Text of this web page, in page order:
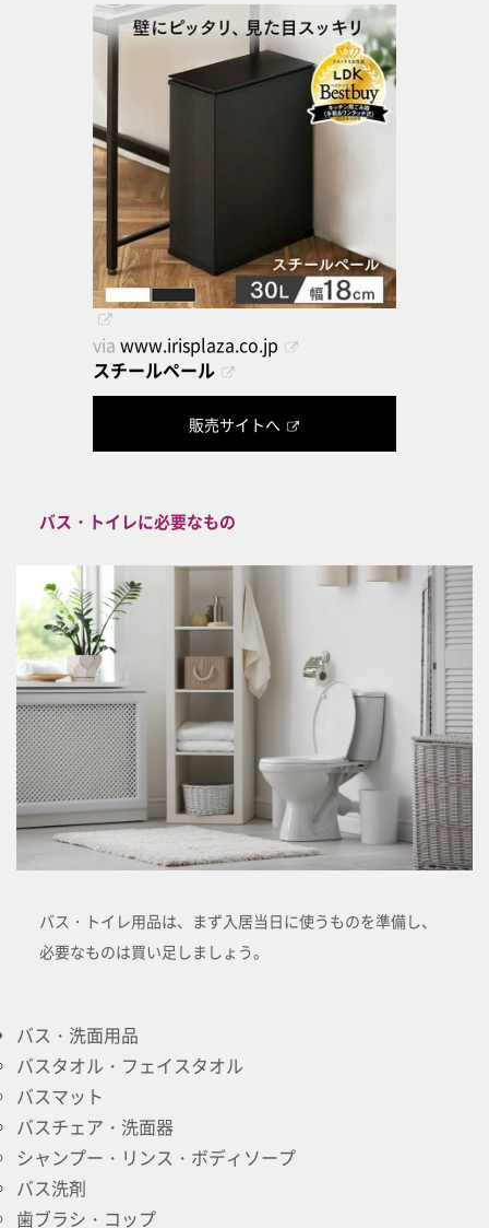
via www.irisplaza.co.jp
スチールペール
販売サイトへ
バス・トイレに必要なもの
バス・トイレ用品は、まず入居当日に使うものを準備し、
必要なものは買い足しましょう。
バス・洗面用品
バスタオル・フェイスタオル
バスマット
バスチェア・洗面器
シャンプー・リンス・ボディソープ
バス洗剤
歯ブラシ・コップ